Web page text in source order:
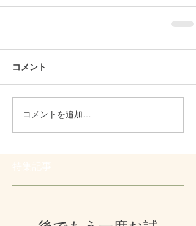
コメント
コメントを追加…